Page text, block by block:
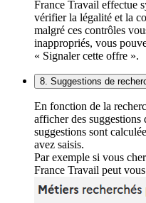
France Travail effectue
vérifier la légalité et la
malgré ces contrôles
inappropriés, vous
« Signaler cette offre ».
8. Suggestions de
En fonction de la
afficher des suggestions
suggestions sont
avez saisis.
Par exemple si vous
France Travail peut